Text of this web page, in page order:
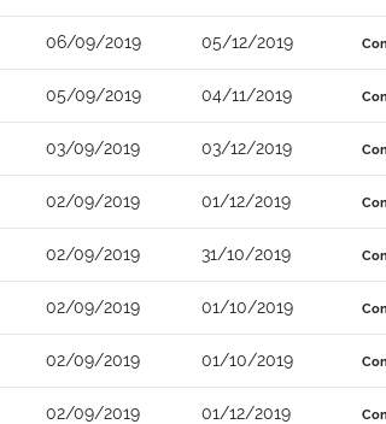
06/09/2019 05/12/2019
05/09/2019 04/11/2019
03/09/2019 03/12/2019
02/09/2019 01/12/2019
02/09/2019 31/10/2019
02/09/2019 01/10/2019
02/09/2019 01/10/2019
02/09/2019 01/12/2019